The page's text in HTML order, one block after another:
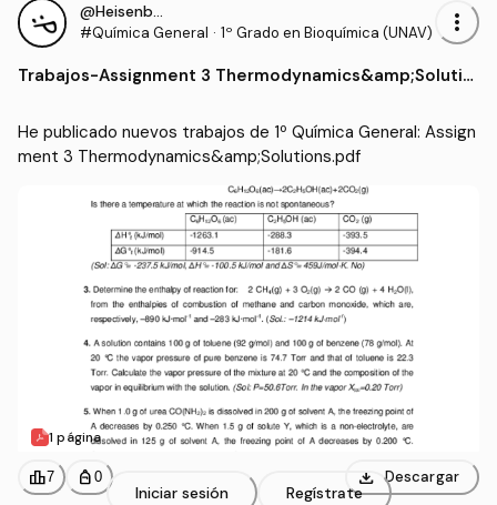
@Heisenberg4
#Química General · 1º Grado en Bioquímica (UNAV) more_vert
Trabajos-Assignment 3 Thermodynamics&amp;Solutio
He publicado nuevos trabajos de 1º Química General: Assign
ment 3 Thermodynamics&amp;Solutions.pdf
1 página
leaderboard7 personal_bag 0 download Descargar
Iniciar sesión Regístrate